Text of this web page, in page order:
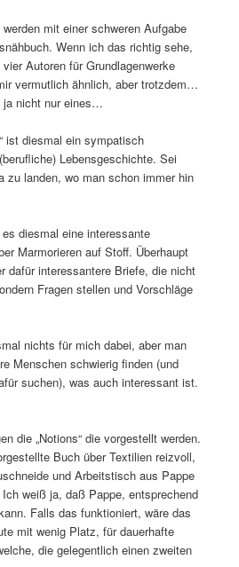
mit einer schweren Aufgabe
Wenn ich das richtig sehe,
Autoren für Grundlagenwerke
vermutlich ähnlich, aber trotzdem…
ja nicht nur eines…
ist diesmal ein sympatisch
Lebensgeschichte. Sei
zu landen, wo man schon immer hin
diesmal eine interessante
Marmorieren auf Stoff. Überhaupt
dafür interessantere Briefe, die nicht
Fragen stellen und Vorschläge
nichts für mich dabei, aber man
Menschen schwierig finden (und
suchen), was auch interessant ist.
die „Notions“ die vorgestellt werden.
Buch über Textilien reizvoll,
und Arbeitstisch aus Pappe
weiß ja, daß Pappe, entsprechend
Falls das funktioniert, wäre das
mit wenig Platz, für dauerhafte
die gelegentlich einen zweiten